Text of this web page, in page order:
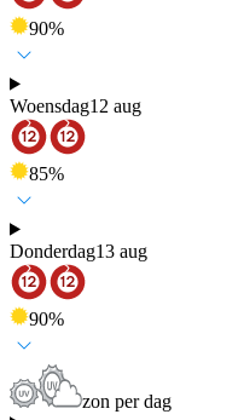
90%
Woensdag12 aug
85%
Donderdag13 aug
90%
zon per dag